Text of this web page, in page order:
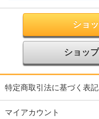
ショ
ショッ
特定商取引法に基づく表記
マイアカウント